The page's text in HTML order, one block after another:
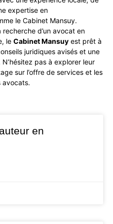
expertise en
le Cabinet Mansuy.
d’un avocat en
le Cabinet Mansuy est prêt à
juridiques avisés et une
pas à explorer leur
sur l’offre de services et les
avocats.
en